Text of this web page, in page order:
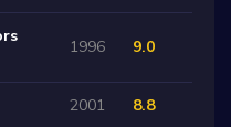
1996 9.0
2001 8.8